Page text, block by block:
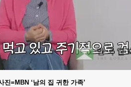
진=MBN ‘남의 집 귀한 가족’